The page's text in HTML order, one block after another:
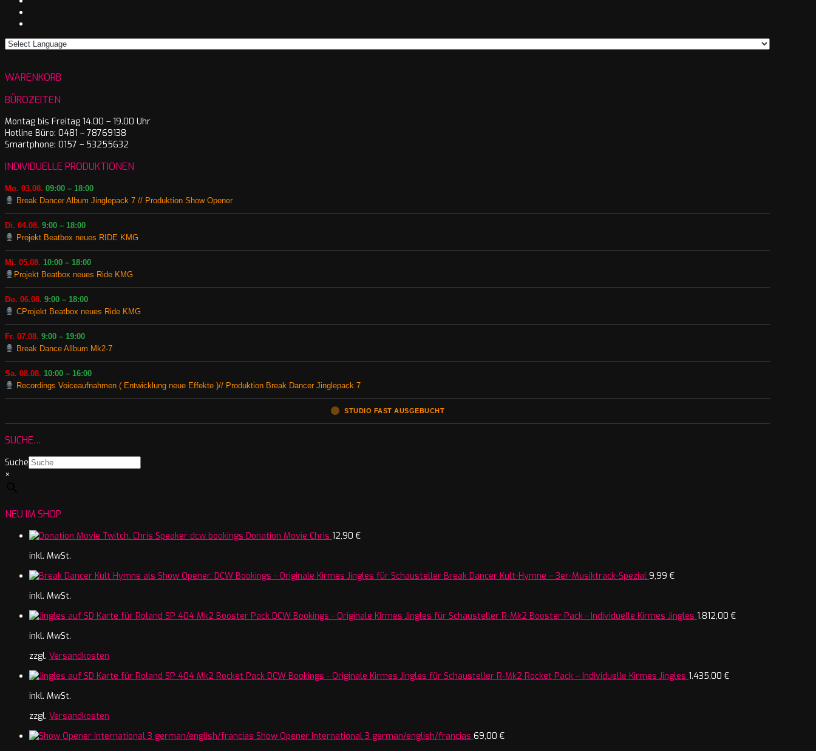
WARENKORB
BÜROZEITEN
Montag bis Freitag 14.00 – 19.00 Uhr
Hotline Büro: 0481 – 78769138
Smartphone: 0157 – 53255632
INDIVIDUELLE PRODUKTIONEN
Mo. 03.08. 09:00 – 18:00
Break Dancer Album Jinglepack 7 // Produktion Show Opener
Di. 04.08. 9:00 – 18:00
Projekt Beatbox neues RIDE KMG
Mi. 05.08. 10:00 – 18:00
Projekt Beatbox neues Ride KMG
Do. 06.08. 9:00 – 18:00
CProjekt Beatbox neues Ride KMG
Fr. 07.08. 9:00 – 19:00
Break Dance Allbum Mk2-7
Sa. 08.08. 10:00 – 16:00
Recordings Voiceaufnahmen ( Entwicklung neue Effekte )// Produktion Break Dancer Jinglepack 7
STUDIO FAST AUSGEBUCHT
SUCHE…
Suche
×
NEU IM SHOP
Donation Movie Chris 12,90 €
inkl. MwSt.
Break Dancer Kult-Hymne – 3er-Musiktrack-Spezial 9,99 €
inkl. MwSt.
R-Mk2 Booster Pack - Individuelle Kirmes Jingles 1.812,00 €
inkl. MwSt.
zzgl. Versandkosten
R-Mk2 Rocket Pack – Individuelle Kirmes Jingles 1.435,00 €
inkl. MwSt.
zzgl. Versandkosten
Show Opener International 3 german/english/francias 69,00 €